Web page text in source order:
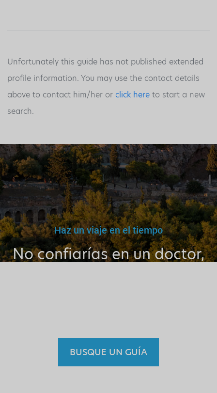
Unfortunately this guide has not published extended
profile information. You may use the contact details
above to contact him/her or click here to start a new
search.
Haz un viaje en el tiempo
No confiarías en un doctor,
BUSQUE UN GUÍA